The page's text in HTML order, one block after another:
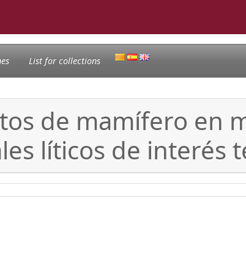
List for collections
de mamífero en
líticos de interés